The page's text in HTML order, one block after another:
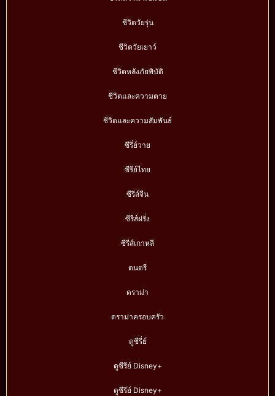
ชีวิตวัยรุ่น
ชีวิตวัยเยาว์
ชีวิตหลังภัยพิบัติ
ชีวิตและความตาย
ชีวิตและความสัมพันธ์
ซีรี่ย์วาย
ซีรีย์ไทย
ซีรีส์จีน
ซีรีส์ฝรั่ง
ซีรีส์เกาหลี
ดนตรี
ดราม่า
ดราม่าครอบครัว
ดูซีรี่ย์
ดูซีรีย์ Disney+
ดูซีรีย์ Disney+